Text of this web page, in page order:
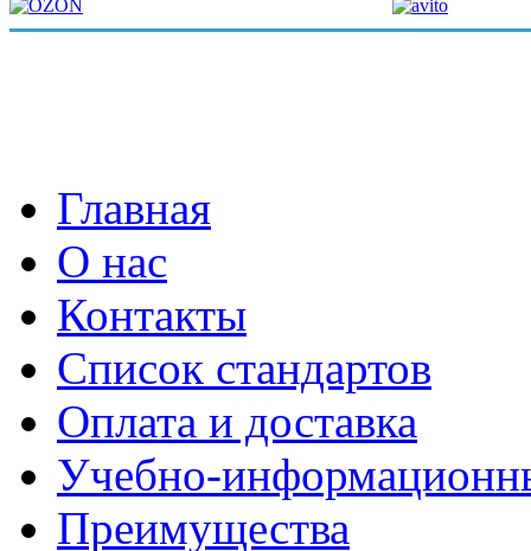
Главная
О нас
Контакты
Список стандартов
Оплата и доставка
Учебно-
Преимущества